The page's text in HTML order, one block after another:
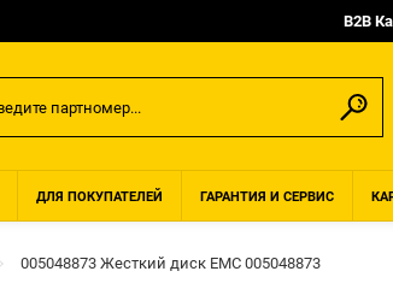
B2B
ДЛЯ ПОКУПАТЕЛЕЙ ГАРАНТИЯ И СЕРВИС
005048873 Жесткий диск EMC 005048873